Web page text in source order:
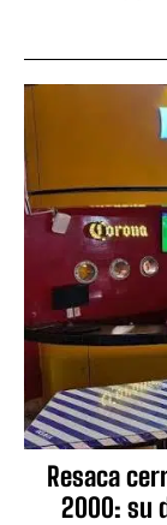
Resaca
2000: su